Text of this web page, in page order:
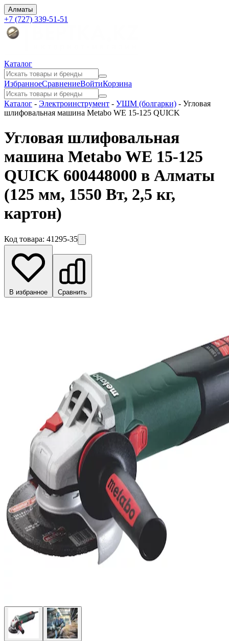
Алматы
+7 (727) 339-51-51
Каталог
ИзбранноеСравнениеВойтиКорзина
Каталог - Электроинструмент - УШМ (болгарки) - Угловая
шлифовальная машина Metabo WE 15-125 QUICK
Угловая шлифовальная
машина Metabo WE 15-125
QUICK 600448000 в Алматы
(125 мм, 1550 Вт, 2,5 кг,
картон)
Код товара: 41295-35
В избранное Сравнить